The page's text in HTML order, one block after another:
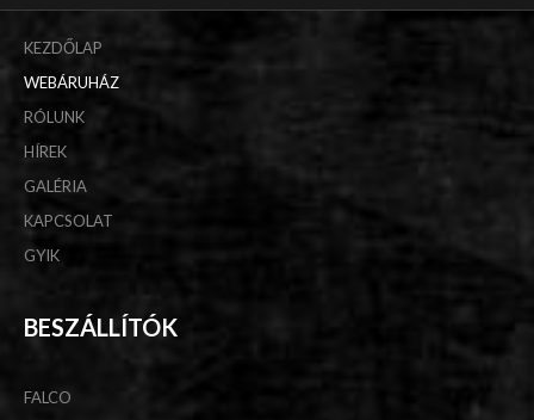
KEZDŐLAP
WEBÁRUHÁZ
RÓLUNK
HÍREK
GALÉRIA
KAPCSOLAT
GYIK
BESZÁLLÍTÓK
FALCO